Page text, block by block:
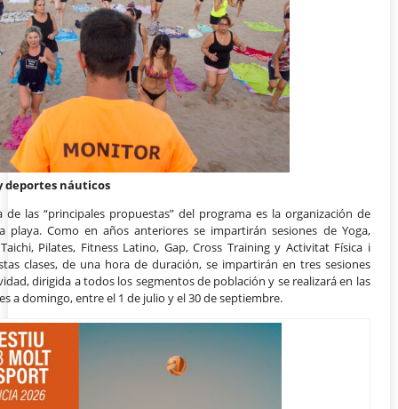
deportes náuticos
las “principales propuestas” del programa es la organización de
playa. Como en años anteriores se impartirán sesiones de Yoga,
Pilates, Fitness Latino, Gap, Cross Training y Activitat Física i
clases, de una hora de duración, se impartirán en tres sesiones
dirigida a todos los segmentos de población y se realizará en las
a domingo, entre el 1 de julio y el 30 de septiembre.